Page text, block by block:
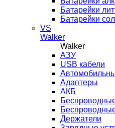
Батарейки
Батарейки
VS
Walker
Walker
AЗУ
USB кабели
Адаптеры
АКБ
Держатели